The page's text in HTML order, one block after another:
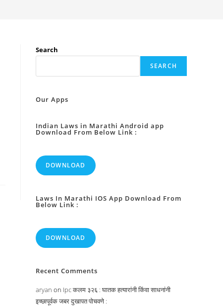
Search
SEARCH
Our Apps
Indian Laws in Marathi Android app
Download From Below Link :
DOWNLOAD
Laws In Marathi IOS App Download From
Below Link :
DOWNLOAD
Recent Comments
aryan on Ipc कलम ३२६ : घातक हत्यारांनी किंवा साधनांनी
इच्छापूर्वक जबर दुखापत पोचवणे :